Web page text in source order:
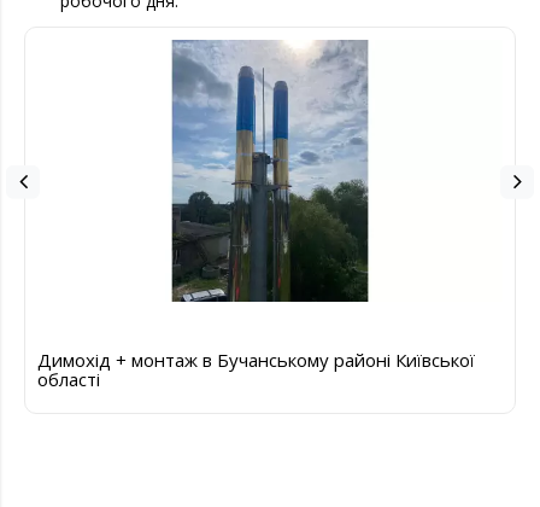
Димохід + монтаж в Бучанському районі Київської
області